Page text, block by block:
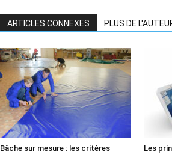
ARTICLES CONNEXES PLUS DE
Bâche sur mesure : les critères
Les